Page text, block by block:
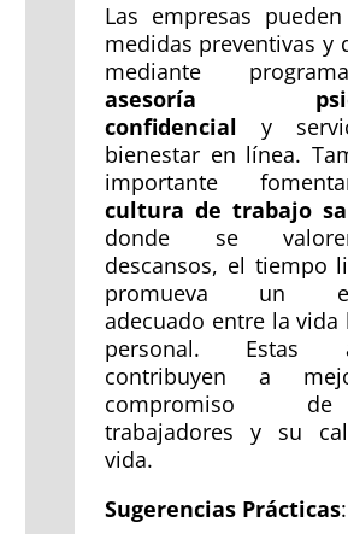
Las empresas
medidas preventivas y
mediante
asesoría
confidencial y
bienestar en línea.
importante
cultura de trabajo
donde se
descansos, el tiempo
promueva un
adecuado entre la vida
personal. Estas
contribuyen a
compromiso
trabajadores y su
vida.
Sugerencias Prácticas: